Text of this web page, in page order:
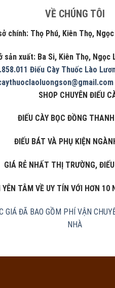
VỀ CHÚNG TÔI
Phú, Kiên Thọ, Ngọc
sản xuất: Ba Si, Kiên Thọ, Ngọc
Điếu Cày Thuốc Lào
SHOP CHUYÊN ĐIẾU
ĐIẾU CÀY BỌC ĐỒNG
ĐIẾU BÁT VÀ PHỤ KIỆN
GIÁ RẺ NHẤT THỊ TRƯỜNG,
YÊN TÂM VỀ UY TÍN VỚI HƠN 10
GIÁ ĐÃ BAO GỒM PHÍ VẬN
NHÀ